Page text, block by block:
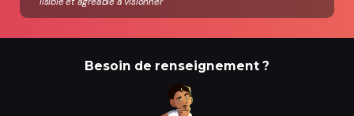
Besoin de renseignement ?